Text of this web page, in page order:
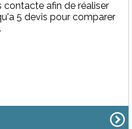
afin de réaliser
5 devis pour comparer